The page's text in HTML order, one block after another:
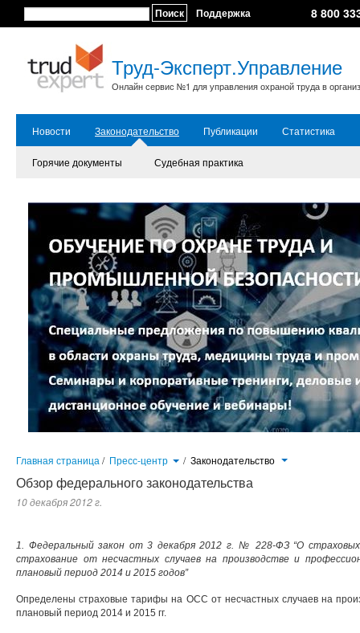
Поиск Поддержка 8 800
Труд-Эксперт.Управление
Онлайн сервис №1 для управления охраной труда в
Новости Законодательство Публикации Статистика
Горячие документы Судебная практика
Главная страница / Пресс-центр / Законодательство
Обзор федерального законодательства
10 декабря 2012 г.
1. Федеральный закон от 3 декабря 2012 г. № 228-ФЗ “О
страхование от несчастных случаев на производстве и
плановый период 2014 и 2015 годов”
Определены страховые тарифы на ОСС от несчастных случаев на
плановый период 2014 и 2015 гг.